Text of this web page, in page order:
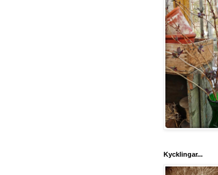
Kycklingar...